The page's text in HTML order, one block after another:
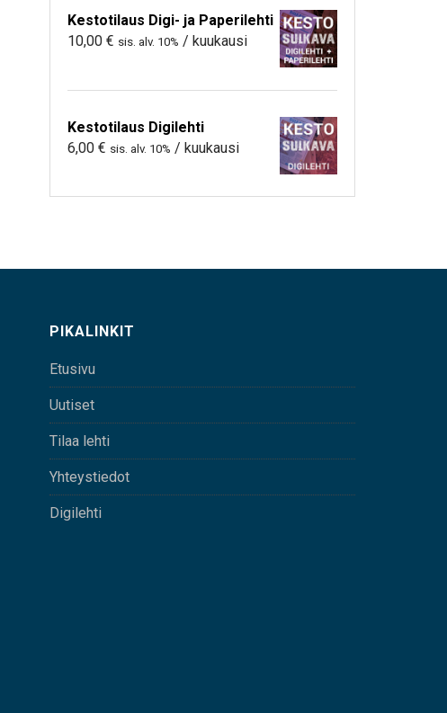
Kestotilaus Digi- ja Paperilehti
10,00 € sis. alv. 10% / kuukausi
Kestotilaus Digilehti
6,00 € sis. alv. 10% / kuukausi
PIKALINKIT
Etusivu
Uutiset
Tilaa lehti
Yhteystiedot
Digilehti